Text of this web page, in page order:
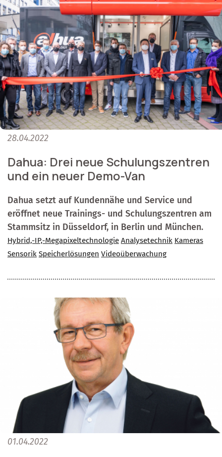
28.04.2022
Dahua: Drei neue Schulungszentren
und ein neuer Demo-Van
Dahua setzt auf Kundennähe und Service und
eröffnet neue Trainings- und Schulungszentren am
Stammsitz in Düsseldorf, in Berlin und München.
Hybrid,-IP,-Megapixeltechnologie Analysetechnik Kameras
Sensorik Speicherlösungen Videoüberwachung
01.04.2022